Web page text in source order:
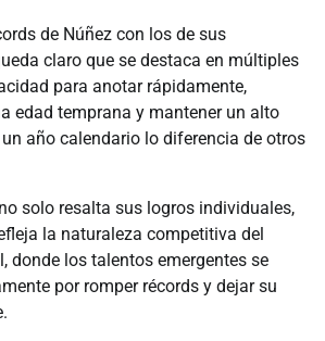
de Núñez con los de sus
claro que se destaca en múltiples
para anotar rápidamente,
edad temprana y mantener un alto
año calendario lo diferencia de otros
solo resalta sus logros individuales,
la naturaleza competitiva del
donde los talentos emergentes se
por romper récords y dejar su